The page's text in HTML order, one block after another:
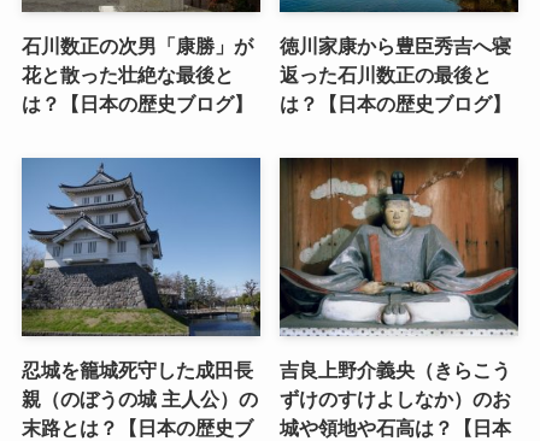
石川数正の次男「康勝」が
花と散った壮絶な最後と
は？【日本の歴史ブログ】
徳川家康から豊臣秀吉へ寝
返った石川数正の最後と
は？【日本の歴史ブログ】
忍城を籠城死守した成田長
親（のぼうの城 主人公）の
末路とは？【日本の歴史ブ
吉良上野介義央（きらこう
ずけのすけよしなか）のお
城や領地や石高は？【日本